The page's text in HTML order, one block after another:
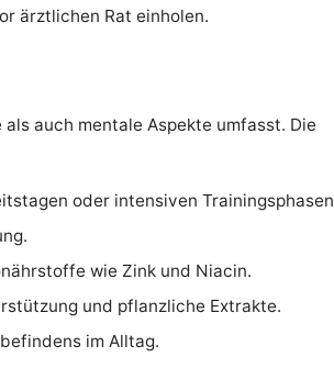
ärztlichen Rat einholen.
auch mentale Aspekte umfasst. Die
oder intensiven
wie Zink und Niacin.
und pflanzliche Extrakte.
im Alltag.